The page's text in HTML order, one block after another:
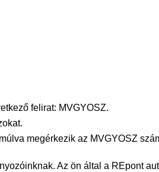
felirat: MVGYOSZ.
megérkezik az MVGYOSZ
Az ön által a REpont